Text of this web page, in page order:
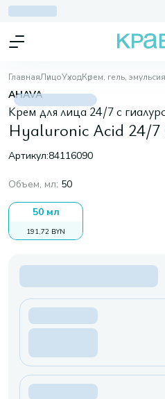
ГлавнаяЛицоУходКрем, гель,
AHAVA
Крем для лица 24/7 с
Hyaluronic Acid 24/7
Артикул:84116090
Объем, мл: 50
50 мл
191,72 BYN